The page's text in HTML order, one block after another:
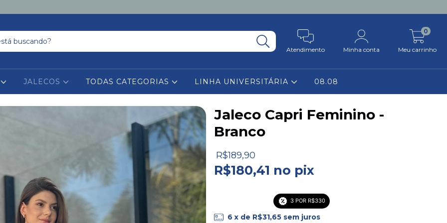
Atendimento Minha conta Meu carrinho
0
JALECOS TODAS CATEGORIAS LINHA UNIVERSITÁRIA 08.08
Jaleco Capri Feminino -
Branco
R$189,90
R$180,41 no pix
3 POR R$330
6 x de R$31,65 sem juros